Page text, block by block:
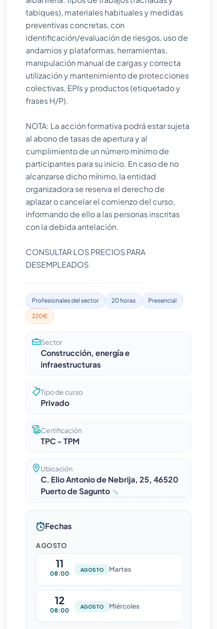
tabiques), materiales habituales y medidas
preventivas concretas, con
identificación/evaluación de riesgos, uso de
andamios y plataformas, herramientas,
manipulación manual de cargas y correcta
utilización y mantenimiento de protecciones
colectivas, EPIs y productos (etiquetado y
frases H/P).
NOTA: La acción formativa podrá estar sujeta
al abono de tasas de apertura y al
cumplimiento de un número mínimo de
participantes para su inicio. En caso de no
alcanzarse dicho mínimo, la entidad
organizadora se reserva el derecho de
aplazar o cancelar el comienzo del curso,
informando de ello a las personas inscritas
con la debida antelación.
CONSULTAR LOS PRECIOS PARA
DESEMPLEADOS
Profesionales del sector 20 horas Presencial
220€
Sector
Construcción, energía e
infraestructuras
Tipo de curso
Privado
Certificación
TPC - TPM
Ubicación
C. Elio Antonio de Nebrija, 25, 46520
Puerto de Sagunto
Fechas
AGOSTO
AGOSTO
11
08:00
Martes
AGOSTO
12
08:00
Miércoles